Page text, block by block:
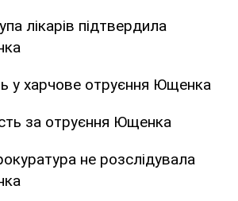
лікарів підтвердила
у харчове отруєння Ющенка
за отруєння Ющенка
не розслідувала